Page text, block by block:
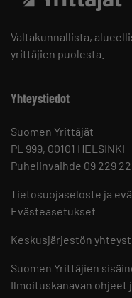
Valtakunnallista,
yrittäjien puolesta.
Yhteystiedot
Suomen Yrittäjät
PL 999, 00101 HELSINKI
Puhelinvaihde 09 229
Tietosuojaseloste ja
Evästeasetukset
Keskusjärjestön
Suomen Yrittäjien
Ilmoituskanavan ohjeet